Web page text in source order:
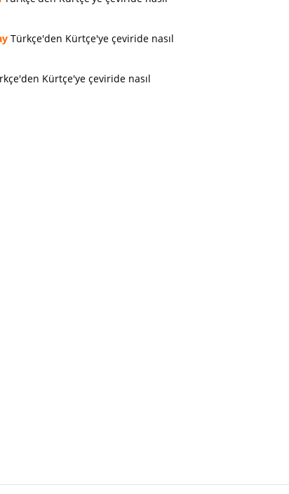
Türkçe'den Kürtçe'ye çeviride nasıl
Kürtçe'ye çeviride nasıl